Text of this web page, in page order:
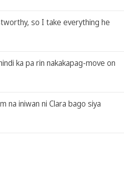
so I take everything he
ka pa rin nakakapag-move on
na iniwan ni Clara bago siya